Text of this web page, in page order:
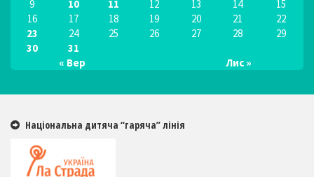
« Вер Лис »
9
10 11 12 13 14
15
16
17 18 19 20 21
22
23
24 25 26 27 28
29
30
31
Національна дитяча “гаряча” лінія